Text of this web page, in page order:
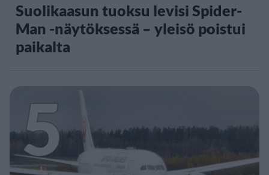
Suolikaasun tuoksu levisi Spider-
Man -näytöksessä – yleisö poistui
paikalta
5